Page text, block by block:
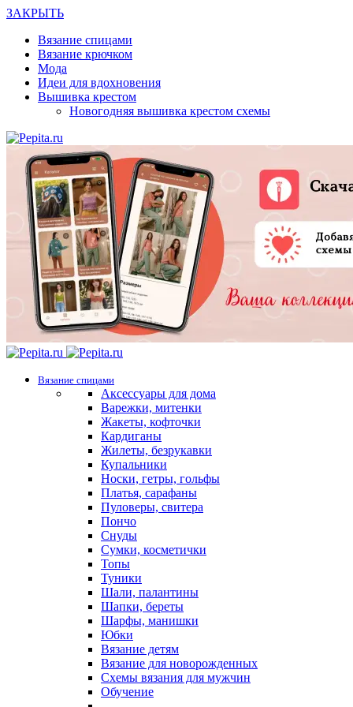
ЗАКРЫТЬ
Вязание спицами
Вязание крючком
Мода
Идеи для вдохновения
Вышивка крестом
Новогодняя вышивка крестом схемы
Вязание спицами
Аксессуары для дома
Варежки, митенки
Жакеты, кофточки
Кардиганы
Жилеты, безрукавки
Купальники
Носки, гетры, гольфы
Платья, сарафаны
Пуловеры, свитера
Пончо
Снуды
Сумки, косметички
Топы
Туники
Шали, палантины
Шапки, береты
Шарфы, манишки
Юбки
Вязание детям
Вязание для новорожденных
Схемы вязания для мужчин
Обучение